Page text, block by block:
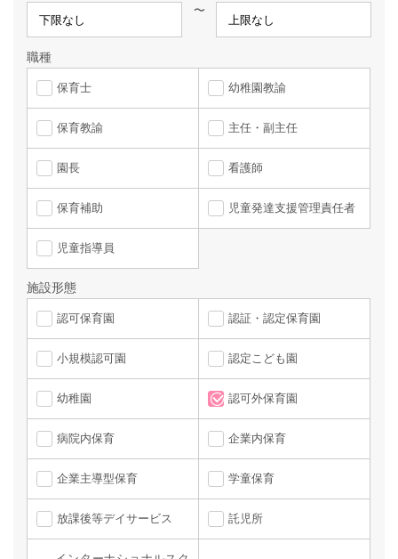
〜
職種
保育士 幼稚園教諭
保育教諭 主任・副主任
園長 看護師
保育補助 児童発達支援管理責任者
児童指導員
施設形態
認可保育園 認証・認定保育園
小規模認可園 認定こども園
幼稚園 認可外保育園
病院内保育 企業内保育
企業主導型保育 学童保育
放課後等デイサービス 託児所